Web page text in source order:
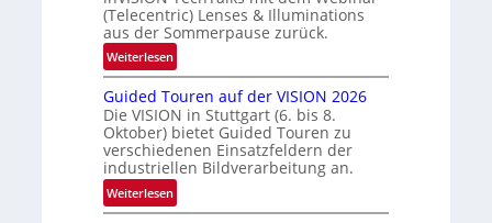
h
r
t
t
e
c
h
n
i
k
z
w
i
s
c
h
e
n
4
K
e
g
r
e
z
t
e
M
ö
g
(Telecentric) Lenses & Illuminations
aus der Sommerpause zurück.
Weiterlesen:
R
ü
c
k
k
e
h
Guided Touren auf der VISION 2026
Die VISION in Stuttgart (6. bis 8.
Oktober) bietet Guided Touren zu
verschiedenen Einsatzfeldern der
industriellen Bildverarbeitung an.
Weiterlesen:
G